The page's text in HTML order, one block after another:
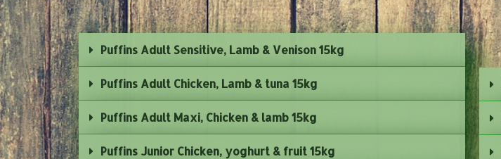
Puffins Adult Sensitive, Lamb & Venison 15kg
Puffins Adult Chicken, Lamb & tuna 15kg
Puffins Adult Maxi, Chicken & lamb 15kg
Puffins Junior Chicken, yoghurt & fruit 15kg